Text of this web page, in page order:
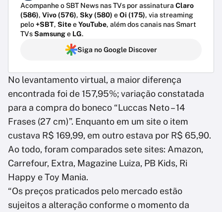
Acompanhe o SBT News nas TVs por assinatura Claro
(586), Vivo (576), Sky (580) eOi (175), via streaming
pelo+SBT, SiteeYouTube, além dos canais nas Smart
TVsSamsunge LG.
Siga no Google Discover
No levantamento virtual, a maior diferença
encontrada foi de 157,95%; variação constatada
para a compra do boneco “Luccas Neto – 14
Frases (27 cm)”. Enquanto em um site o item
custava R$ 169,99, em outro estava por R$ 65,90.
Ao todo, foram comparados sete sites: Amazon,
Carrefour, Extra, Magazine Luiza, PB Kids, Ri
Happy e Toy Mania.
“Os preços praticados pelo mercado estão
sujeitos a alteração conforme o momento da